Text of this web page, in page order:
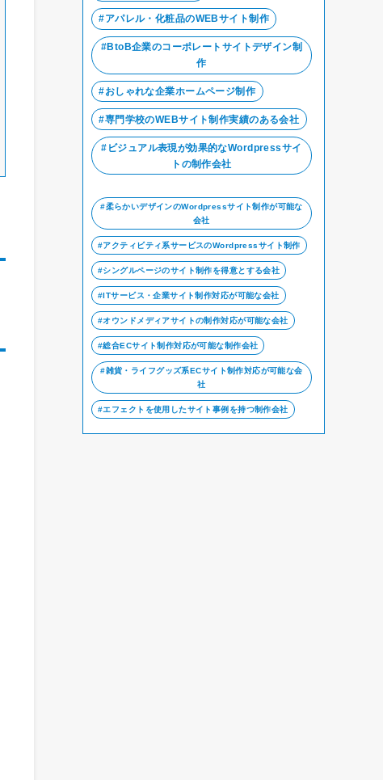
アパレル・化粧品のWEBサイト制作
BtoB企業のコーポレートサイトデザイン制
作
おしゃれな企業ホームページ制作
専門学校のWEBサイト制作実績のある会社
ビジュアル表現が効果的なWordpressサイ
トの制作会社
柔らかいデザインのWordpressサイト制作が可能な
会社
アクティビティ系サービスのWordpressサイト制作
シングルページのサイト制作を得意とする会社
ITサービス・企業サイト制作対応が可能な会社
オウンドメディアサイトの制作対応が可能な会社
総合ECサイト制作対応が可能な制作会社
雑貨・ライフグッズ系ECサイト制作対応が可能な会
社
エフェクトを使用したサイト事例を持つ制作会社